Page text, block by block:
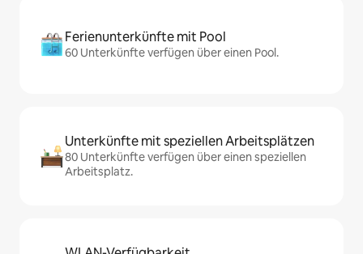
Ferienunterkünfte mit Pool
60 Unterkünfte verfügen über einen Pool.
Unterkünfte mit speziellen Arbeitsplätzen
80 Unterkünfte verfügen über einen speziellen
Arbeitsplatz.